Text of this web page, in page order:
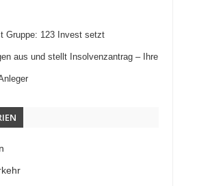
Gruppe: 123 Invest setzt
aus und stellt Insolvenzantrag – Ihre